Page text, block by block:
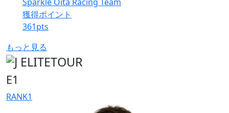
獲得ポイント
361pts
もっと見る
E1
RANK1